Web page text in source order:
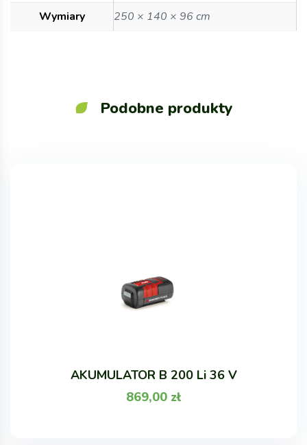
Wymiary
250 × 140 × 96 cm
Podobne produkty
AKUMULATOR B 200 Li 36 V
869,00 zł